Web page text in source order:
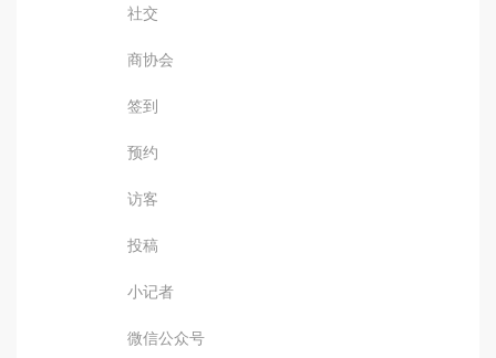
社交
商协会
签到
预约
访客
投稿
小记者
微信公众号